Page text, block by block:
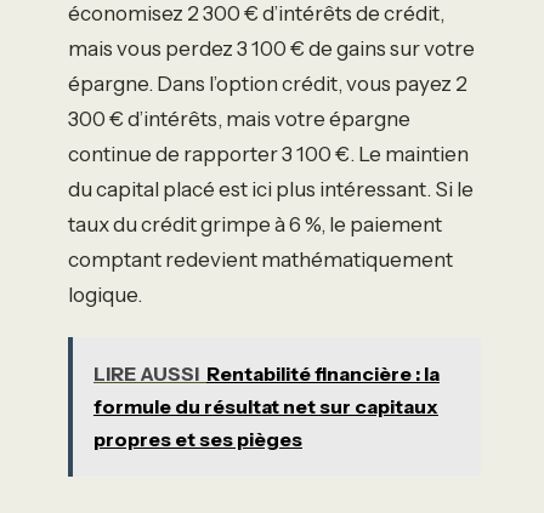
économisez 2 300 € d’intérêts de crédit,
mais vous perdez 3 100 € de gains sur votre
épargne. Dans l’option crédit, vous payez 2
300 € d’intérêts, mais votre épargne
continue de rapporter 3 100 €. Le maintien
du capital placé est ici plus intéressant. Si le
taux du crédit grimpe à 6 %, le paiement
comptant redevient mathématiquement
logique.
LIRE AUSSI Rentabilité financière : la
formule du résultat net sur capitaux
propres et ses pièges